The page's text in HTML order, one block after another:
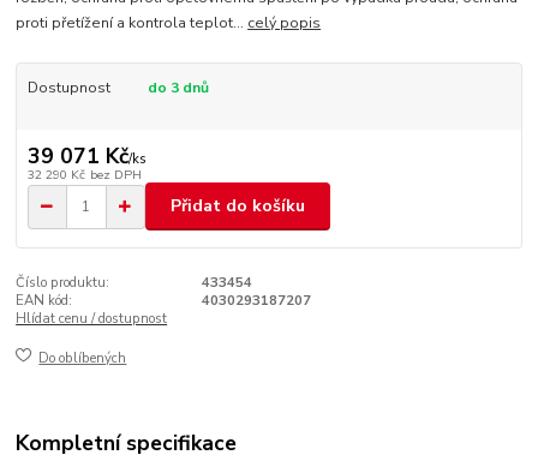
proti přetížení a kontrola teplot... celý popis
Dostupnost do 3 dnů
39 071 Kč/ks
32 290 Kč bez DPH
Přidat do košíku
Číslo produktu:
433454
EAN kód:
4030293187207
Hlídat cenu / dostupnost
Do oblíbených
Kompletní specifikace